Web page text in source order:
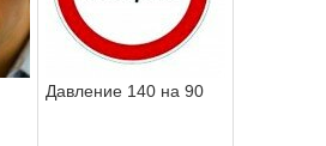
Давление 140 на 90